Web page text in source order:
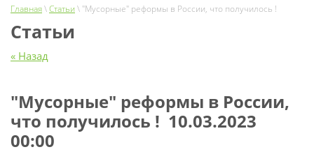
Главная\Статьи\ "Мусорные" реформы в России, что получилось !
Статьи
« Назад
"Мусорные" реформы в России,
что получилось ! 10.03.2023
00:00